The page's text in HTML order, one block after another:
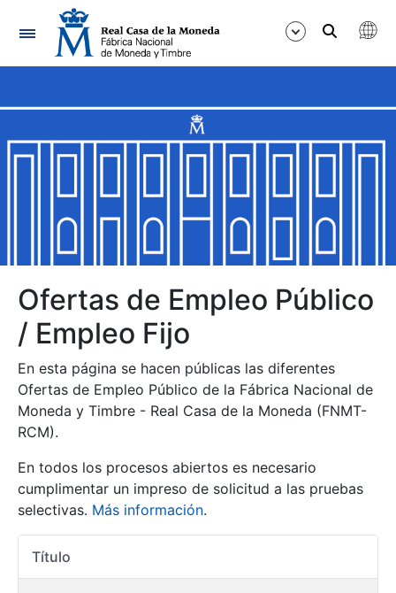
Navegación
Mostrar/Ocultar
Mostrar/Ocultar
Mostrar/Ocultar
Mostrar/Ocultar
Mostrar/Ocultar
Ofertas de Empleo Público
/ Empleo Fijo
En esta página se hacen públicas las diferentes
Ofertas de Empleo Público de la Fábrica Nacional de
Moneda y Timbre - Real Casa de la Moneda (FNMT-
RCM).
En todos los procesos abiertos es necesario
cumplimentar un impreso de solicitud a las pruebas
selectivas. Más información.
Título